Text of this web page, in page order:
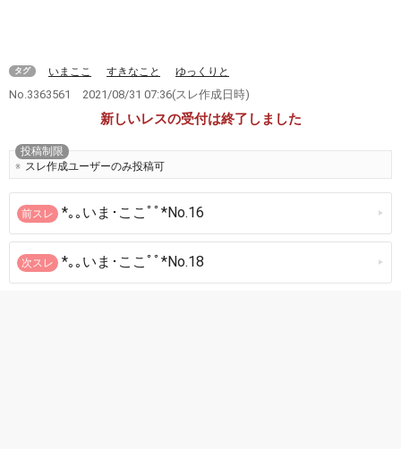
タグ いまここ すきなこと ゆっくりと
No.3363561 2021/08/31 07:36(スレ作成日時)
新しいレスの受付は終了しました
投稿制限
スレ作成ユーザーのみ投稿可
前スレ *｡｡いま･ここﾟﾟ*No.16
次スレ *｡｡いま･ここﾟﾟ*No.18